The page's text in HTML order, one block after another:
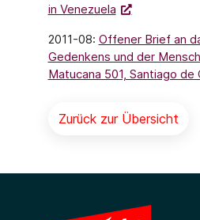
in Venezuela
2011-08: Offener Brief an
Gedenkens und der
Matucana 501, Santiago de
Zurück zur Übersicht